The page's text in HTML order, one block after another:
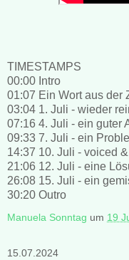
TIMESTAMPS
00:00 Intro
01:07 Ein Wort aus der
03:04 1. Juli - wieder
07:16 4. Juli - ein guter
09:33 7. Juli - ein
14:37 10. Juli - voiced
21:06 12. Juli - eine
26:08 15. Juli - ein
30:20 Outro
Manuela Sonntag um 19
15.07.2024